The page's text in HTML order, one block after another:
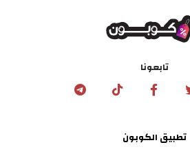
تابعونا
تطبيق الكوبون